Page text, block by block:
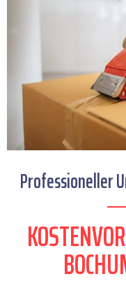
Professioneller